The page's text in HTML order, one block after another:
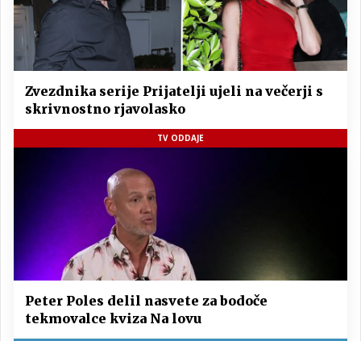
Zvezdnika serije Prijatelji ujeli na večerji s
skrivnostno rjavolasko
TV ODDAJE
Peter Poles delil nasvete za bodoče
tekmovalce kviza Na lovu